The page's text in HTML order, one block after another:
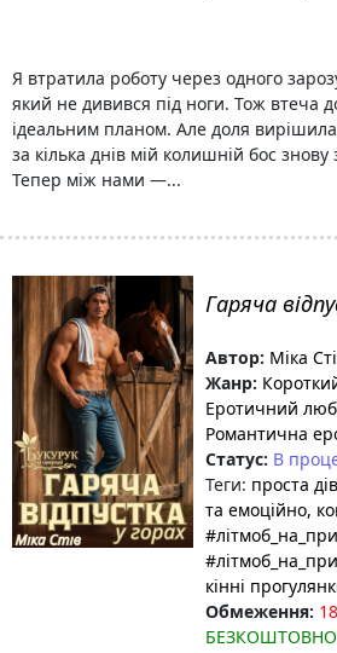
Я втратила роботу через одного
який не дивився під ноги. Тож втеча
ідеальним планом. Але доля
за кілька днів мій колишній бос
Тепер між нами —...
Гаряча
Автор: Міка
Жанр:
Еротичний
Романтична
Статус: В
Теги: проста
та емоційно,
кінні
Обмеження:
БЕЗКОШТОВНО